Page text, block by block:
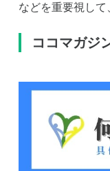
などを重要視して
ココマガジ